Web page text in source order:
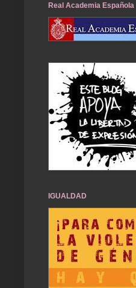
Real Academia Española
IGUALDAD